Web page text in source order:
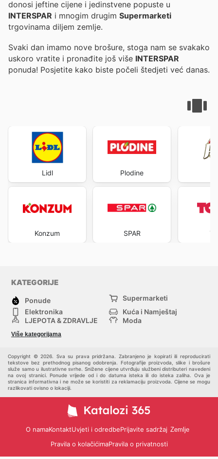
donosi jeftine cijene i jedinstvene popuste u
INTERSPAR i mnogim drugim Supermarketi
trgovinama diljem zemlje.
Svaki dan imamo nove brošure, stoga nam se svakako
uskoro vratite i pronađite još više INTERSPAR
ponuda! Posjetite kako biste počeli štedjeti već danas.
Lidl
Konzum
Plodine
SPAR
KATEGORIJE
Ponude
Supermarketi
Elektronika
Kuća i Namještaj
LJEPOTA & ZDRAVLJE
Moda
Bebe i djeca
Više kategorijama
Copyright © 2026. Sva su prava pridržana. Zabranjeno je kopirati ili reproducirati
tekstove bez prethodnog pisanog odobrenja. Fotografije proizvoda, slike i brošure
služe samo u ilustrativne svrhe. Snižene cijene utvrđuju službeni distributeri navedeni
na ovoj stranici. Ponude vrijede od i do datuma isteka ili do isteka zaliha. Ova je
stranica informativna i ne može se koristiti za reklamaciju proizvoda. Cijene se mogu
razlikovati ovisno o lokaciji.
O namaKontaktUvjeti i odredbePrijavite sadržaj Zemlje
Pravila o kolačićimaPravila o privatnosti